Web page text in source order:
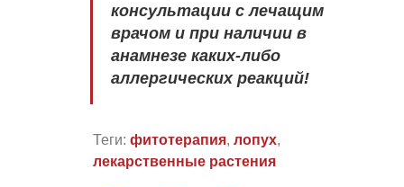
консультации с лечащим
врачом и при наличии в
анамнезе каких-либо
аллергических реакций!
Теги: фитотерапия, лопух,
лекарственные растения